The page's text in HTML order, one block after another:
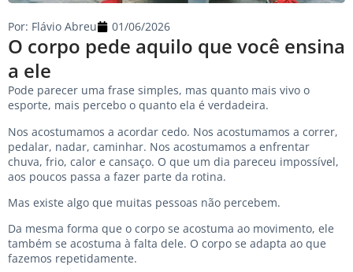
O corpo pede aquilo que você ensina
a ele
Por: Flávio Abreu 01/06/2026
Pode parecer uma frase simples, mas quanto mais vivo o
esporte, mais percebo o quanto ela é verdadeira.
Nos acostumamos a acordar cedo. Nos acostumamos a correr,
pedalar, nadar, caminhar. Nos acostumamos a enfrentar
chuva, frio, calor e cansaço. O que um dia pareceu impossível,
aos poucos passa a fazer parte da rotina.
Mas existe algo que muitas pessoas não percebem.
Da mesma forma que o corpo se acostuma ao movimento, ele
também se acostuma à falta dele. O corpo se adapta ao que
fazemos repetidamente.